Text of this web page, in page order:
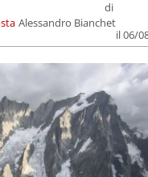
di
Alessandro Bianchet
il 06/